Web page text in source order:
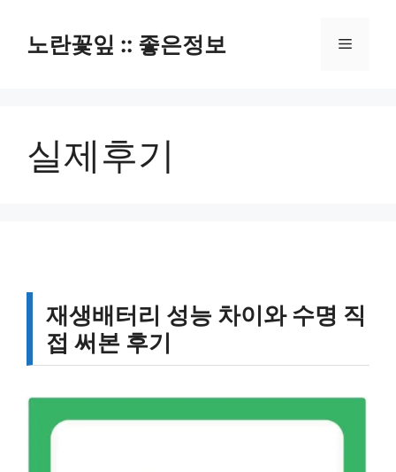
노란꽃잎 :: 좋은정보 메
실제후기
재생배터리 성능 차이와 수명 직
접 써본 후기